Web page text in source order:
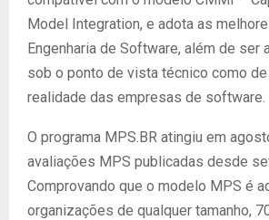
Model Integration, e adota as
Engenharia de Software, além de ser
sob o ponto de vista técnico como
realidade das empresas de software.
O programa MPS.BR atingiu em
avaliações MPS publicadas desde
Comprovando que o modelo MPS é
organizações de qualquer tamanho,